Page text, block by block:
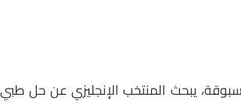
يبحث المنتخب الإنجليزي عن حل طبي